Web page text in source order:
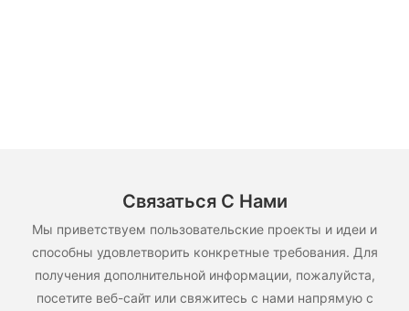
Связаться С Нами
Мы приветствуем пользовательские проекты и идеи и
способны удовлетворить конкретные требования. Для
получения дополнительной информации, пожалуйста,
посетите веб-сайт или свяжитесь с нами напрямую с